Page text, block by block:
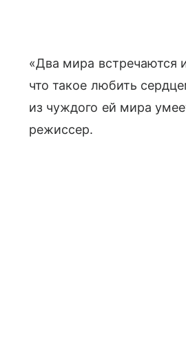
«Два мира встречаются
что такое любить
из чуждого ей мира
режиссер.